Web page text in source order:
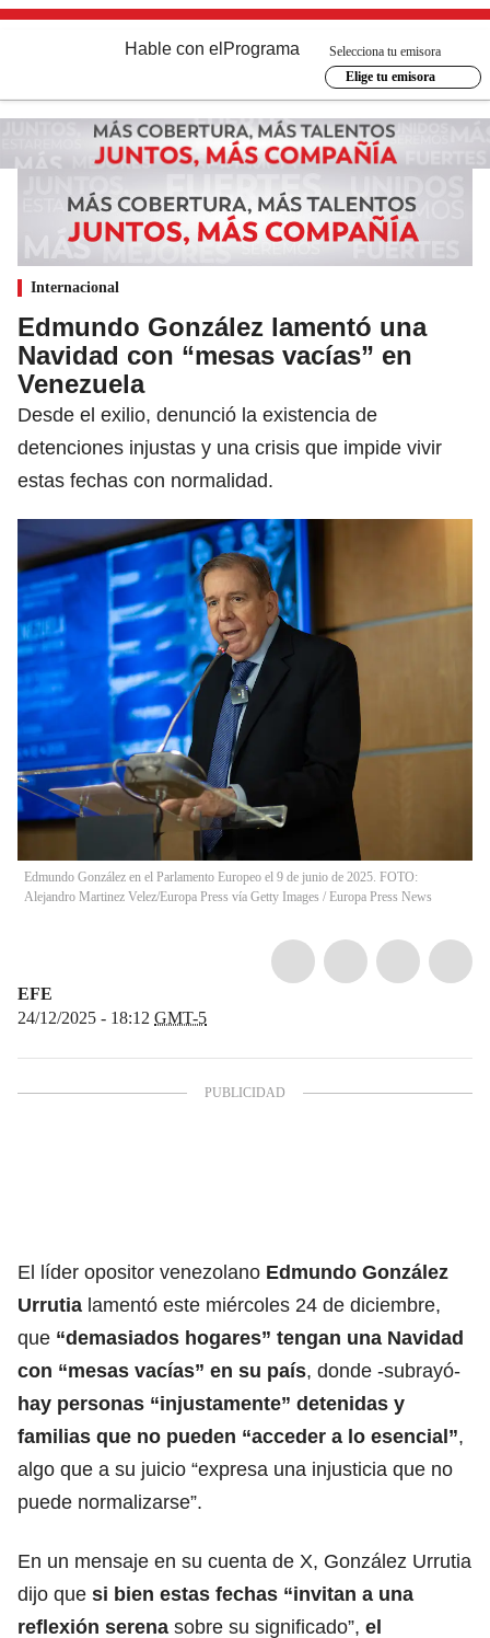
Hable con el Programa
Selecciona tu emisora
Elige tu emisora
Internacional
Edmundo González lamentó una
Navidad con “mesas vacías” en
Venezuela
Desde el exilio, denunció la existencia de
detenciones injustas y una crisis que impide vivir
estas fechas con normalidad.
Edmundo González en el Parlamento Europeo el 9 de junio de 2025. FOTO:
Alejandro Martinez Velez/Europa Press vía Getty Images / Europa Press News
EFE
24/12/2025 - 18:12 GMT-5
El líder opositor venezolano Edmundo González
Urrutia lamentó este miércoles 24 de diciembre,
que “demasiados hogares” tengan una Navidad
con “mesas vacías” en su país, donde -subrayó-
hay personas “injustamente” detenidas y
familias que no pueden “acceder a lo esencial”,
algo que a su juicio “expresa una injusticia que no
puede normalizarse”.
En un mensaje en su cuenta de X, González Urrutia
dijo que si bien estas fechas “invitan a una
reflexión serena sobre su significado”, el